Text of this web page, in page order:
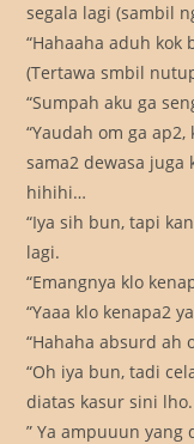
segala lagi (sambil
“Hahaaha aduh kok
(Tertawa smbil
“Sumpah aku ga
“Yaudah om ga
sama2 dewasa
hihihi…
“Iya sih bun, tapi
lagi.
“Emangnya klo
“Yaaa klo kenapa2
“Hahaha absurd ah
“Oh iya bun, tadi
diatas kasur sini lho.
” Ya ampuuun yang